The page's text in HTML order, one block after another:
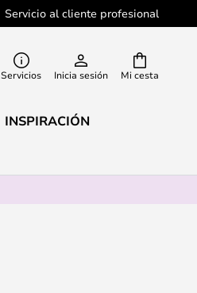
Servicio al cliente profesional
Mi cesta
Servicios Inicia sesión
INSPIRACIÓN